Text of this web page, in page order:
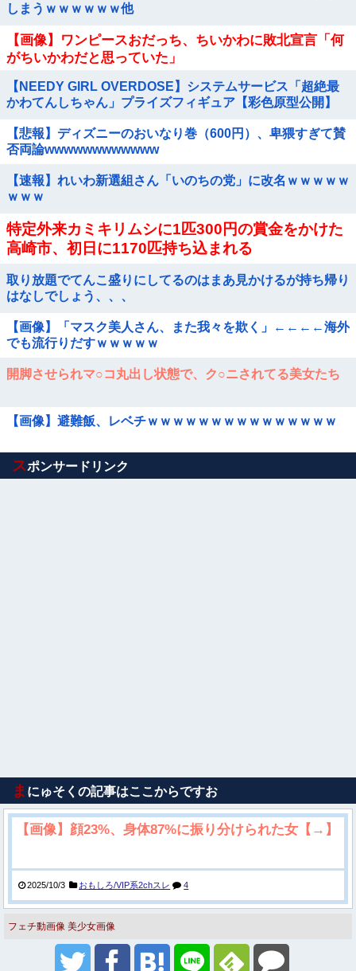
しまうｗｗｗｗｗｗ他
【画像】ワンピースおだっち、ちいかわに敗北宣言「何
がちいかわだと思っていた」
【NEEDY GIRL OVERDOSE】システムサービス「超絶最
かわてんしちゃん」プライズフィギュア【彩色原型公開】
【悲報】ディズニーのおいなり巻（600円）、卑猥すぎて賛
否両論wwwwwwwwwwww
【速報】れいわ新選組さん「いのちの党」に改名ｗｗｗｗｗ
ｗｗｗ
特定外来カミキリムシに1匹300円の賞金をかけた
高崎市、初日に1170匹持ち込まれる
取り放題でてんこ盛りにしてるのはまあ見かけるが持ち帰り
はなしでしょう、、、
【画像】「マスク美人さん、また我々を欺く」←←←←海外
でも流行りだすｗｗｗｗｗ
開脚させられマ○コ丸出し状態で、ク○ニされてる美女たち
【画像】避難飯、レベチｗｗｗｗｗｗｗｗｗｗｗｗｗｗｗ
Powered by livedoor 相互RSS
スポンサードリンク
ま にゅそくの記事はここからですお
【画像】顔23%、身体87%に振り分けられた女【→】
2025/10/3 おもしろ/VIP系2chスレ 4
フェチ動画像 美少女画像